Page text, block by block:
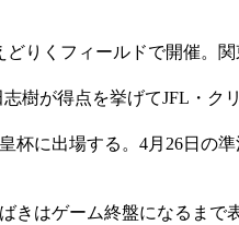
りくフィールドで開催。
樹が得点を挙げてJFL・ク
に出場する。4月26日の準
きはゲーム終盤になるまで